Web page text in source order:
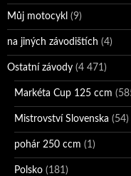
Můj motocykl (9)
na jiných závodištích (4)
Ostatní závody (4 471)
Markéta Cup 125 ccm
Mistrovství Slovenska (54)
pohár 250 ccm (1)
Polsko (181)